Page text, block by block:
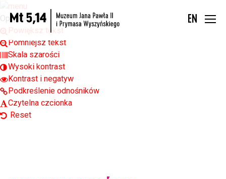
Open toolbar
Opcje widoku
Powiększ tekst
Pomniejsz tekst
Skala szarości
Wysoki kontrast
Kontrast i negatyw
Podkreślenie odnośników
Czytelna czcionka
Reset
EN